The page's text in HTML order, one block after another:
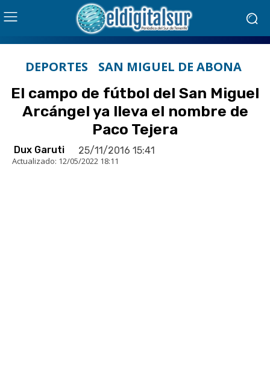
DEPORTES SAN MIGUEL DE ABONA
El campo de fútbol del San Miguel
Arcángel ya lleva el nombre de
Paco Tejera
Dux Garuti 25/11/2016 15:41
Actualizado: 12/05/2022 18:11